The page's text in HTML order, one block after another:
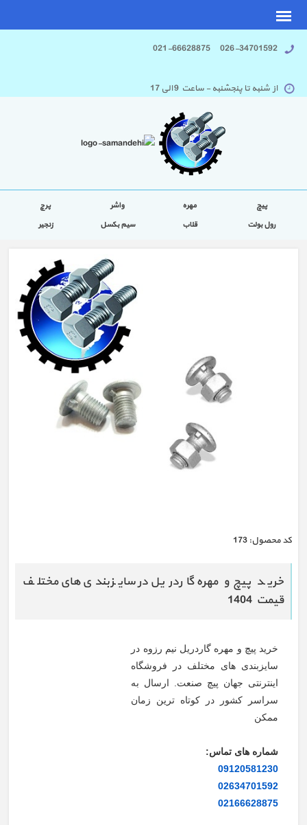
026-34701592 021-66628875
از شنبه تا پنجشنبه - ساعت 9 الی 17
پیچ مهره واشر
پرچ
رول بولت
قلاب سیم بکسل زنجیر
كد محصول: 173
خرید پیچ و مهره گاردریل در سایزبندی های مختلف
قیمت 1404
خرید پیچ و مهره گاردریل نیم رزوه در
سایزبندی های مختلف در فروشگاه
اینترنتی جهان پیچ صنعت. ارسال به
سراسر کشور در کوتاه ترین زمان
ممکن
شماره های تماس:
09120581230
02634701592
02166628875